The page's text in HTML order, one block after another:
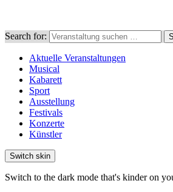
Search for:
Aktuelle Veranstaltungen
Musical
Kabarett
Sport
Ausstellung
Festivals
Konzerte
Künstler
Switch skin
Switch to the dark mode that's kinder on